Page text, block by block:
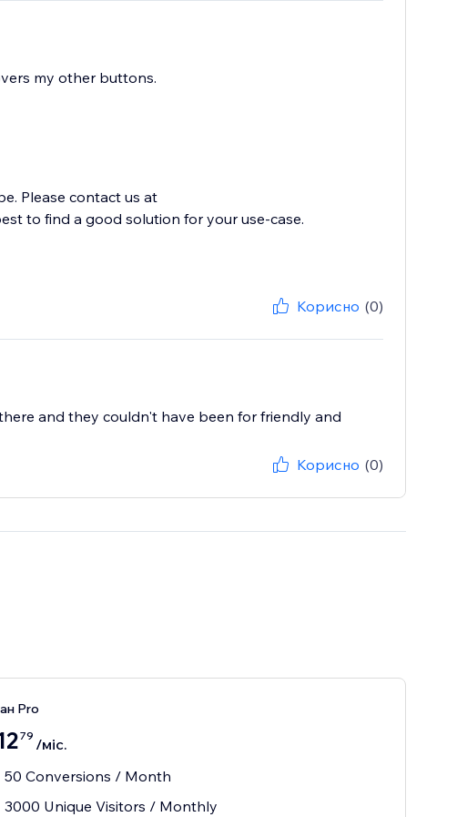
my other buttons.
Please contact us at
to find a good solution for your use-case.
Корисно (0)
and they couldn't have been for friendly and
Корисно (0)
Pro
79 /міс.
50 Conversions / Month
3000 Unique Visitors / Monthly